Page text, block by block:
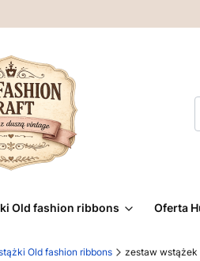
Old fashion ribbons Oferta
Old fashion ribbons zestaw wstążek